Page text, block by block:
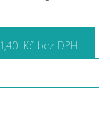
Kč bez DPH